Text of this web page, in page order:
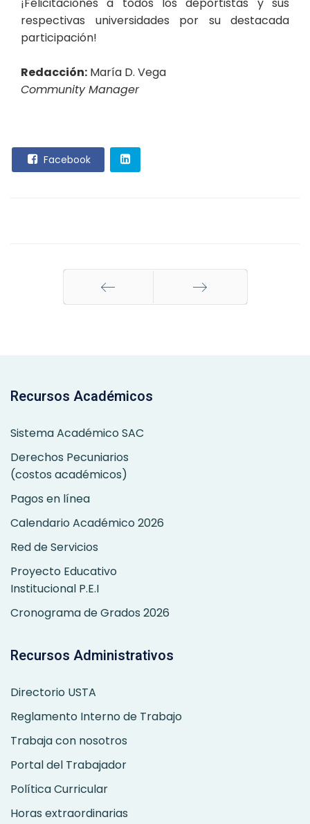
respectivas universidades por su destacada
participación!
Redacción: María D. Vega
Community Manager
Facebook
Recursos Académicos
Sistema Académico SAC
Derechos Pecuniarios
(costos académicos)
Pagos en línea
Calendario Académico 2026
Red de Servicios
Proyecto Educativo
Institucional P.E.I
Cronograma de Grados 2026
Recursos Administrativos
Directorio USTA
Reglamento Interno de Trabajo
Trabaja con nosotros
Portal del Trabajador
Política Curricular
Horas extraordinarias